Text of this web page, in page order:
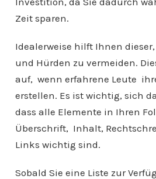
Zeit sparen.
Idealerweise hilft Ihnen
und Hürden zu vermeiden.
auf, wenn erfahrene Leute
erstellen. Es ist wichtig, sich
dass alle Elemente in Ihren
Überschrift, Inhalt,
Links wichtig sind.
Sobald Sie eine Liste zur